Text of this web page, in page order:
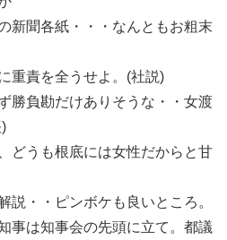
新聞各紙・・・なんともお粗末
重責を全うせよ。(社説)
勝負勘だけありそうな・・女渡
どうも根底には女性だからと甘
説・・ピンボケも良いところ。
事は知事会の先頭に立て。都議